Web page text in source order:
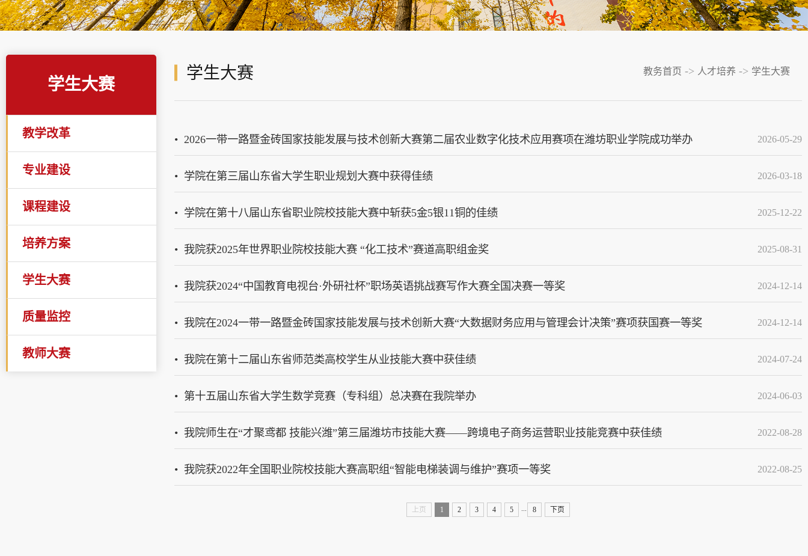
学生大赛
教学改革
专业建设
课程建设
培养方案
学生大赛
质量监控
教师大赛
学生大赛 教务首页 -> 人才培养 -> 学生大赛
2026-05-29
2026一带一路暨金砖国家技能发展与技术创新大赛第二届农业数字化技术应用赛项在潍坊职业学院成功举办
2026-03-18
学院在第三届山东省大学生职业规划大赛中获得佳绩
2025-12-22
学院在第十八届山东省职业院校技能大赛中斩获5金5银11铜的佳绩
2025-08-31
我院获2025年世界职业院校技能大赛 “化工技术”赛道高职组金奖
2024-12-14
我院获2024“中国教育电视台·外研社杯”职场英语挑战赛写作大赛全国决赛一等奖
2024-12-14
我院在2024一带一路暨金砖国家技能发展与技术创新大赛“大数据财务应用与管理会计决策”赛项获国赛一等奖
2024-07-24
我院在第十二届山东省师范类高校学生从业技能大赛中获佳绩
2024-06-03
第十五届山东省大学生数学竞赛（专科组）总决赛在我院举办
2022-08-28
我院师生在“才聚鸢都 技能兴潍”第三届潍坊市技能大赛——跨境电子商务运营职业技能竞赛中获佳绩
2022-08-25
我院获2022年全国职业院校技能大赛高职组“智能电梯装调与维护”赛项一等奖
上页 1 2 3 4 5 ... 8 下页